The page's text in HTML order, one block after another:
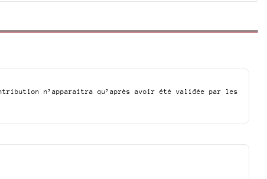
n’apparaîtra qu’après avoir été validée par les